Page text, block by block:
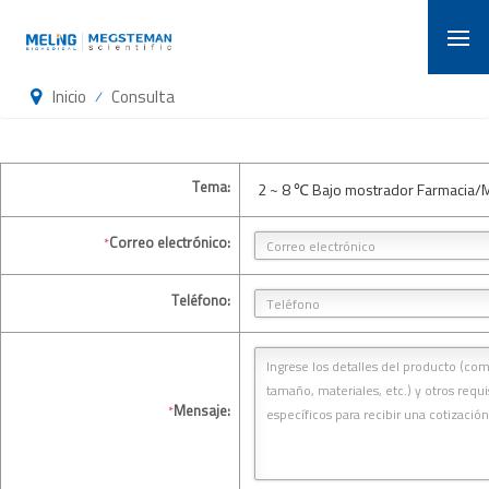
Inicio / Consulta
Tema: 2 ~ 8 ℃ Bajo mostrador Farmacia/
*Correo electrónico:
Teléfono:
*Mensaje: